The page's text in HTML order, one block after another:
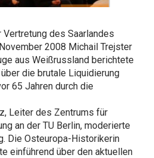
des Saarlandes
2008 Michail Trejster
aus Weißrussland berichtete
die brutale Liquidierung
65 Jahren durch die
Leiter des Zentrums für
an der TU Berlin, moderierte
Die Osteuropa-Historikerin
einführend über den aktuellen